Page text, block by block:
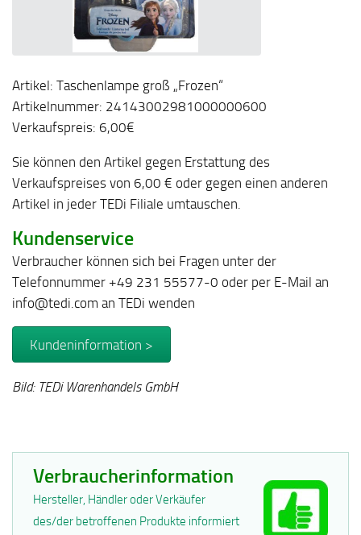
Artikel: Taschenlampe groß „Frozen“
Artikelnummer: 24143002981000000600
Verkaufspreis: 6,00€
Sie können den Artikel gegen Erstattung des
Verkaufspreises von 6,00 € oder gegen einen anderen
Artikel in jeder TEDi Filiale umtauschen.
Kundenservice
Verbraucher können sich bei Fragen unter der
Telefonnummer +49 231 55577-0 oder per E-Mail an
info@tedi.com an TEDi wenden
Kundeninformation >
Bild: TEDi Warenhandels GmbH
Verbraucherinformation
Hersteller, Händler oder Verkäufer
des/der betroffenen Produkte informiert